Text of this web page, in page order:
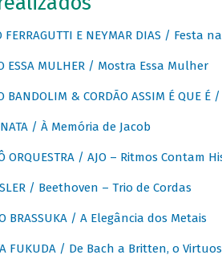
FERRAGUTTI E NEYMAR DIAS / Festa
ESSA MULHER / Mostra Essa Mulher
BANDOLIM & CORDÃO ASSIM É QUE
/ À Memória de Jacob
ORQUESTRA / AJO – Ritmos Contam
/ Beethoven – Trio de Cordas
BRASSUKA / A Elegância dos Metais
FUKUDA / De Bach a Britten, o